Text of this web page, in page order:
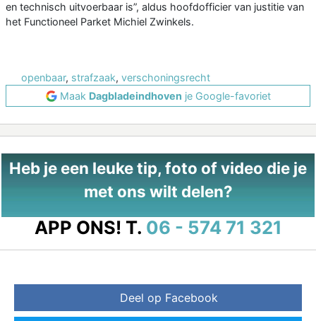
en technisch uitvoerbaar is”, aldus hoofdofficier van justitie van
het Functioneel Parket Michiel Zwinkels.
openbaar, strafzaak, verschoningsrecht
Maak Dagbladeindhoven je Google-favoriet
Heb je een leuke tip, foto of video die je
met ons wilt delen?
APP ONS! T. 06 - 574 71 321
Deel op Facebook